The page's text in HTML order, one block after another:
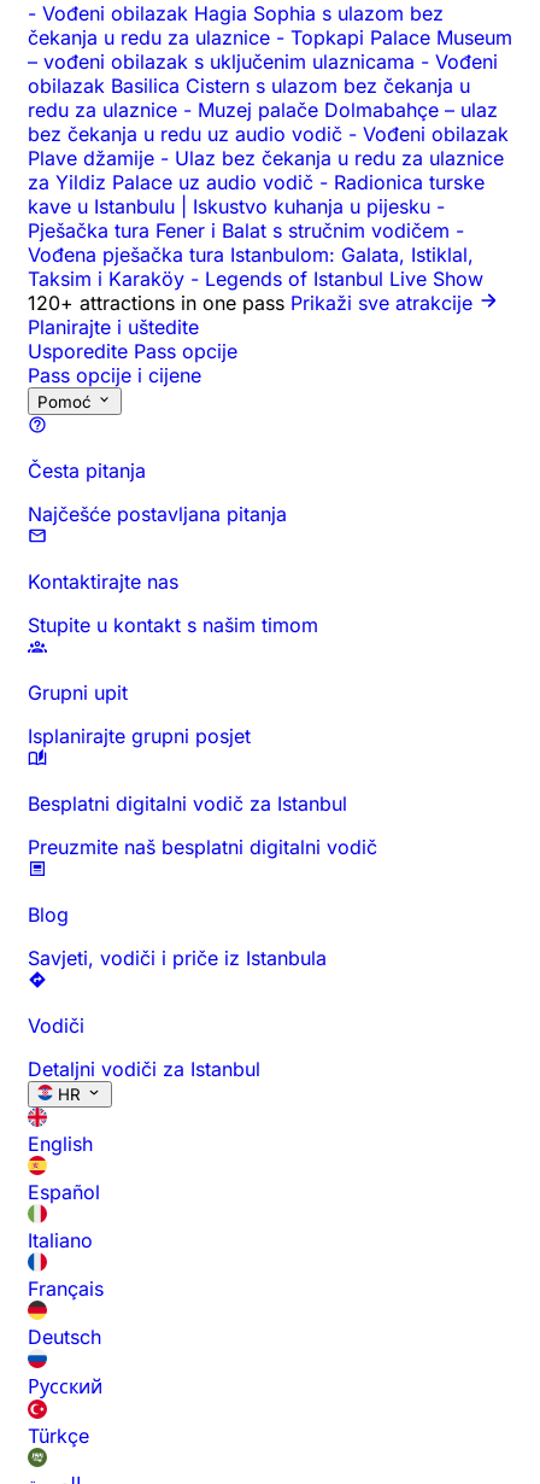
- Vođeni obilazak Hagia Sophia s ulazom bez
čekanja u redu za ulaznice - Topkapi Palace Museum
– vođeni obilazak s uključenim ulaznicama - Vođeni
obilazak Basilica Cistern s ulazom bez čekanja u
redu za ulaznice - Muzej palače Dolmabahçe – ulaz
bez čekanja u redu uz audio vodič - Vođeni obilazak
Plave džamije - Ulaz bez čekanja u redu za ulaznice
za Yildiz Palace uz audio vodič - Radionica turske
kave u Istanbulu | Iskustvo kuhanja u pijesku -
Pješačka tura Fener i Balat s stručnim vodičem -
Vođena pješačka tura Istanbulom: Galata, Istiklal,
Taksim i Karaköy - Legends of Istanbul Live Show
120+ attractions in one pass Prikaži sve atrakcije
Planirajte i uštedite
Usporedite Pass opcije
Pass opcije i cijene
Pomoć
Česta pitanja
Najčešće postavljana pitanja
Kontaktirajte nas
Stupite u kontakt s našim timom
Grupni upit
Isplanirajte grupni posjet
Besplatni digitalni vodič za Istanbul
Preuzmite naš besplatni digitalni vodič
Blog
Savjeti, vodiči i priče iz Istanbula
Vodiči
Detaljni vodiči za Istanbul
HR
English
Español
Italiano
Français
Deutsch
Русский
Türkçe